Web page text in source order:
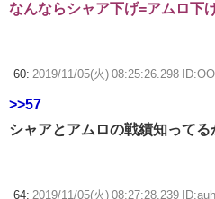
なんならシャア下げ=アムロ下
60: 2019/11/05(火) 08:25:26.298
>>57
シャアとアムロの戦績知ってる
64: 2019/11/05(火) 08:27:28.239